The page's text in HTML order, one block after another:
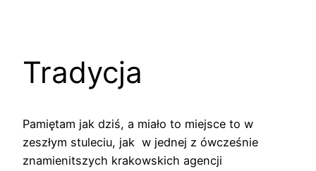
Tradycja
Pamiętam jak dziś, a miało to miejsce to w
zeszłym stuleciu, jak w jednej z ówcześnie
znamienitszych krakowskich agencji